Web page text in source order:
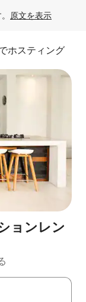
原文を表示
ホスティング
ョンレン
使って移動するか